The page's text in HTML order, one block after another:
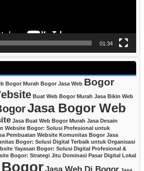
01:34
Bogor Murah Bogor Jasa Web Bogor
Buat Web Bogor Murah Jasa Bikin Web
Jasa Bogor Web
Jasa Buat Web Bogor Murah Jasa Desain
Website Bogor: Solusi Profesional untuk
Pembuatan Website Komunitas Bogor Jasa
Bogor: Solusi Digital Terbaik untuk Organisasi
Yayasan Bogor: Solusi Digital Profesional &
Bogor: Strategi Jitu Dominasi Pasar Digital Lokal
Jasa Web Di Bogor